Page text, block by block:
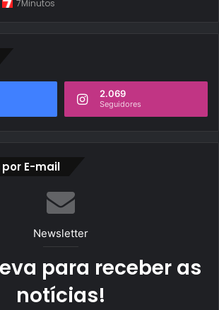
7Minutos
2.069
Seguidores
E-mail
Newsletter
para receber as
notícias!